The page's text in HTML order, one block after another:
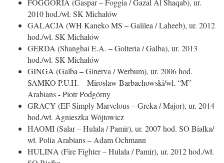
2010 hod./wł. SK Michałów
GALACJA (WH Kaneko MS – Galilea / Laheeb), ur. 2012
hod./wł. SK Michałów
GERDA (Shanghai E.A. – Golteria / Galba), ur. 2013
hod./wł. SK Michałów
GINGA (Galba – Ginerva / Werbum), ur. 2006 hod.
SAMKO P.U.H. – Mirosław Barbachowski/wł. “M”
Arabians - Piotr Podgórny
GRACY (EF Simply Marvelous – Greka / Major), ur. 2014
hod./wł. Agnieszka Wójtowicz
HAOMI (Salar – Hulala / Pamir), ur. 2007 hod. SO Białka/
wł. Polia Arabians – Adam Ochmann
HULINA (Fire Fighter – Hulala / Pamir), ur. 2012 hod./wł.